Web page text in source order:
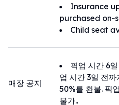
Insurance
purchased on-
Child seat
매장 공지
픽업 시간 6
업 시간 3일 전
50%를 환불. 픽
불가..